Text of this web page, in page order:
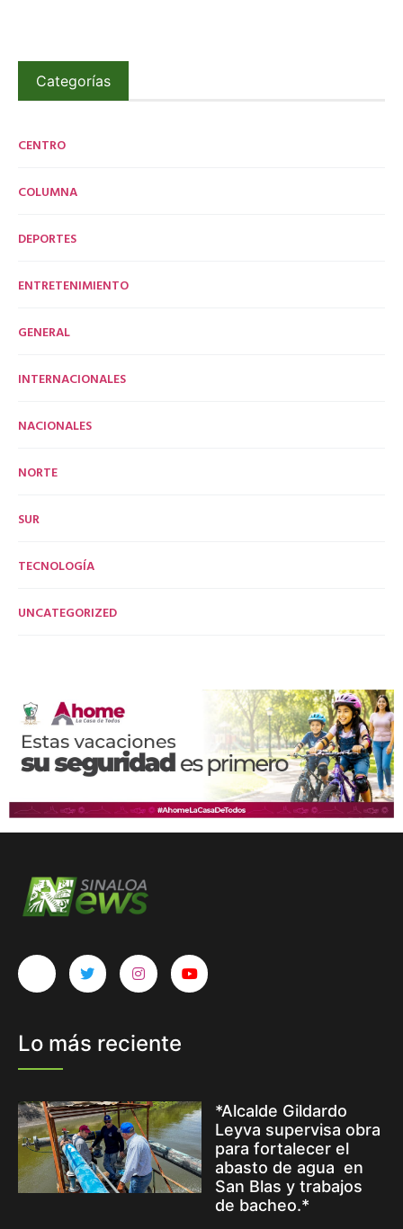
Categorías
CENTRO
COLUMNA
DEPORTES
ENTRETENIMIENTO
GENERAL
INTERNACIONALES
NACIONALES
NORTE
SUR
TECNOLOGÍA
UNCATEGORIZED
Lo más reciente
*Alcalde Gildardo
Leyva supervisa obra
para fortalecer el
abasto de agua en
San Blas y trabajos
de bacheo.*